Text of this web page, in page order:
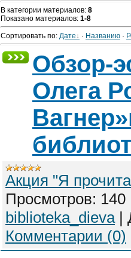
В категории материалов: 8
Показано материалов: 1-8
Сортировать по: Дате · Названию ·
Обзор-
Олега
Акция "Я
Просмотров: 140
biblioteka_dieva|
Комментарии (0)